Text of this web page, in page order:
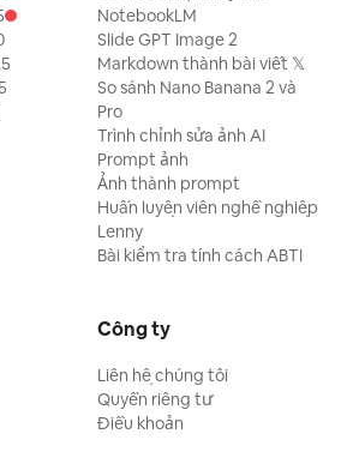
NotebookLM
Slide GPT Image 2
Markdown thành bài viết 𝕏
So sánh Nano Banana 2 và
Pro
Trình chỉnh sửa ảnh AI
Prompt ảnh
Ảnh thành prompt
Huấn luyện viên nghề nghiệp
Lenny
Bài kiểm tra tính cách ABTI
Công ty
Liên hệ chúng tôi
Quyền riêng tư
Điều khoản